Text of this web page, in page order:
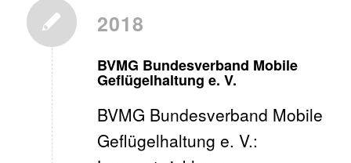
2018
BVMG Bundesverband Mobile
Geflügelhaltung e. V.
BVMG Bundesverband Mobile
Geflügelhaltung e. V.: